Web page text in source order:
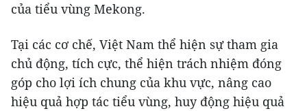
của tiểu vùng Mekong.
Tại các cơ chế, Việt Nam thể hiện sự tham gia
chủ động, tích cực, thể hiện trách nhiệm đóng
góp cho lợi ích chung của khu vực, nâng cao
hiệu quả hợp tác tiểu vùng, huy động hiệu quả